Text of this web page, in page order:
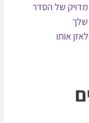
של הסדר